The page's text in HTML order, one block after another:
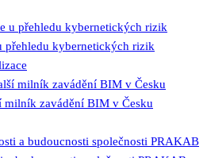
přehledu kybernetických rizik
milník zavádění BIM v Česku